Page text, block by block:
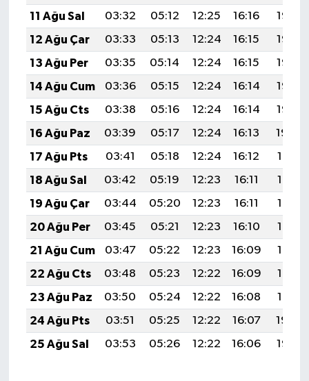
11 Ağu Sal
03:32 05:12 12:25 16:16
19:27
12 Ağu Çar
03:33 05:13 12:24 16:15
19:26
13 Ağu Per
03:35 05:14 12:24 16:15
19:25
14 Ağu Cum
03:36 05:15 12:24 16:14
19:23
15 Ağu Cts
03:38 05:16 12:24 16:14
19:22
16 Ağu Paz
03:39 05:17 12:24 16:13
19:20
17 Ağu Pts
03:41 05:18 12:24 16:12
19:19
18 Ağu Sal
03:42 05:19 12:23 16:11
19:18
19 Ağu Çar
03:44 05:20 12:23 16:11
19:16
20 Ağu Per
03:45 05:21 12:23 16:10
19:15
21 Ağu Cum
03:47 05:22 12:23 16:09
19:13
22 Ağu Cts
03:48 05:23 12:22 16:09
19:12
23 Ağu Paz
03:50 05:24 12:22 16:08
19:10
24 Ağu Pts
03:51 05:25 12:22 16:07
19:09
25 Ağu Sal
03:53 05:26 12:22 16:06 19:07